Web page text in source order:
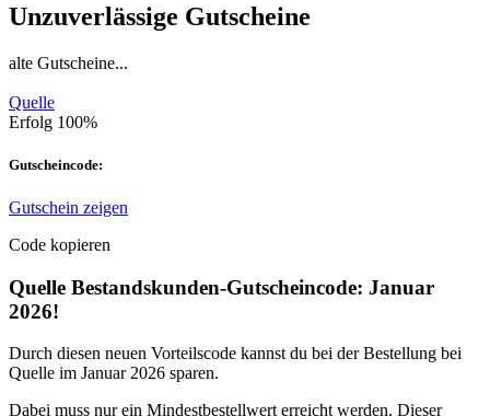
Unzuverlässige Gutscheine
alte Gutscheine...
Quelle
Erfolg 100%
Gutscheincode:
Gutschein zeigen
Code kopieren
Quelle Bestandskunden-Gutscheincode: Januar
2026!
Durch diesen neuen Vorteilscode kannst du bei der Bestellung bei
Quelle im Januar 2026 sparen.
Dabei muss nur ein Mindestbestellwert erreicht werden. Dieser